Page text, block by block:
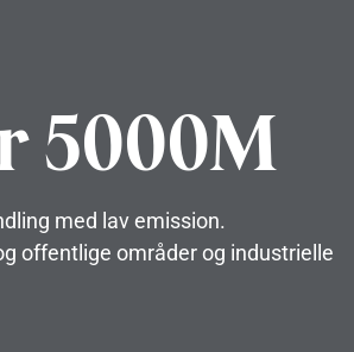
5000M
med lav emission.
offentlige områder og industrielle